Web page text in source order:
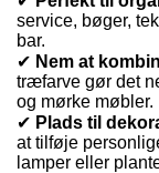
service, bøger,
bar.
✔ Nem at
træfarve gør det
og mørke møbler.
✔ Plads til
at tilføje
lamper eller